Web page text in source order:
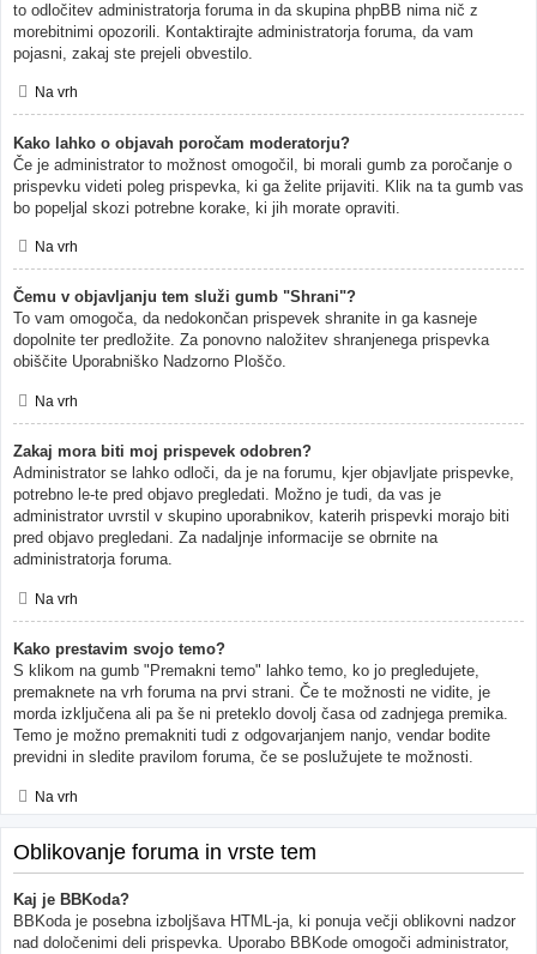
to odločitev administratorja foruma in da skupina phpBB nima nič z
morebitnimi opozorili. Kontaktirajte administratorja foruma, da vam
pojasni, zakaj ste prejeli obvestilo.
Na vrh
Kako lahko o objavah poročam moderatorju?
Če je administrator to možnost omogočil, bi morali gumb za poročanje o
prispevku videti poleg prispevka, ki ga želite prijaviti. Klik na ta gumb vas
bo popeljal skozi potrebne korake, ki jih morate opraviti.
Na vrh
Čemu v objavljanju tem služi gumb "Shrani"?
To vam omogoča, da nedokončan prispevek shranite in ga kasneje
dopolnite ter predložite. Za ponovno naložitev shranjenega prispevka
obiščite Uporabniško Nadzorno Ploščo.
Na vrh
Zakaj mora biti moj prispevek odobren?
Administrator se lahko odloči, da je na forumu, kjer objavljate prispevke,
potrebno le-te pred objavo pregledati. Možno je tudi, da vas je
administrator uvrstil v skupino uporabnikov, katerih prispevki morajo biti
pred objavo pregledani. Za nadaljnje informacije se obrnite na
administratorja foruma.
Na vrh
Kako prestavim svojo temo?
S klikom na gumb "Premakni temo" lahko temo, ko jo pregledujete,
premaknete na vrh foruma na prvi strani. Če te možnosti ne vidite, je
morda izključena ali pa še ni preteklo dovolj časa od zadnjega premika.
Temo je možno premakniti tudi z odgovarjanjem nanjo, vendar bodite
previdni in sledite pravilom foruma, če se poslužujete te možnosti.
Na vrh
Oblikovanje foruma in vrste tem
Kaj je BBKoda?
BBKoda je posebna izboljšava HTML-ja, ki ponuja večji oblikovni nadzor
nad določenimi deli prispevka. Uporabo BBKode omogoči administrator,